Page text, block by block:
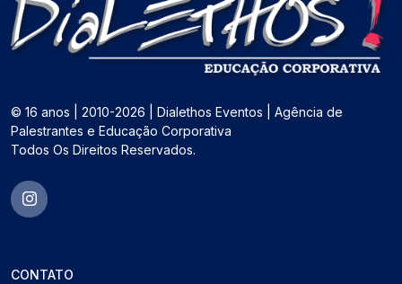
© 16 anos | 2010-2026 | Dialethos Eventos | Agência de
Palestrantes e Educação Corporativa
Todos Os Direitos Reservados.
CONTATO